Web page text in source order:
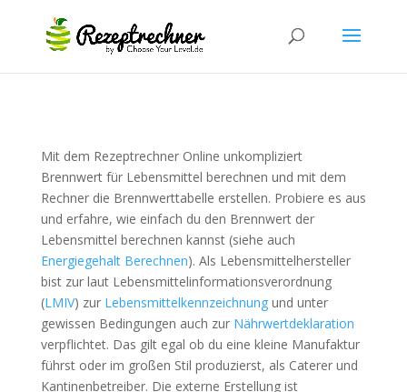
Mit dem Rezeptrechner Online unkompliziert
Brennwert für Lebensmittel berechnen und mit dem
Rechner die Brennwerttabelle erstellen. Probiere es aus
und erfahre, wie einfach du den Brennwert der
Lebensmittel berechnen kannst (siehe auch
Energiegehalt Berechnen). Als Lebensmittelhersteller
bist zur laut Lebensmittelinformationsverordnung
(LMIV) zur Lebensmittelkennzeichnungund unter
gewissen Bedingungen auch zur Nährwertdeklaration
verpflichtet. Das gilt egal ob du eine kleine Manufaktur
führst oder im großen Stil produzierst, als Caterer und
Kantinenbetreiber. Die externe Erstellung ist